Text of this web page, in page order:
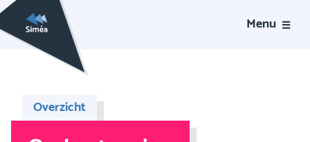
Menu
Overzicht